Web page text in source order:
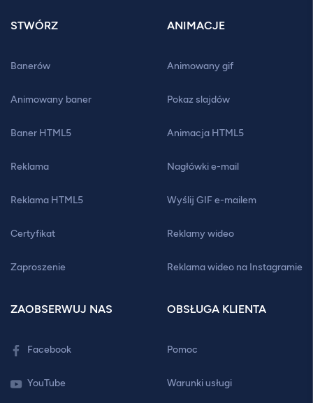
STWÓRZ
Banerów
Animowany baner
Baner HTML5
Reklama
Reklama HTML5
Certyfikat
Zaproszenie
ANIMACJE
Animowany gif
Pokaz slajdów
Animacja HTML5
Nagłówki e-mail
Wyślij GIF e-mailem
Reklamy wideo
Reklama wideo na Instagramie
ZAOBSERWUJ NAS
Facebook
YouTube
OBSŁUGA KLIENTA
Pomoc
Warunki usługi